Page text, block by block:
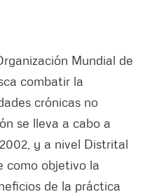
Mundial de
combatir la
crónicas no
se lleva a cabo a
y a nivel Distrital
como objetivo la
de la práctica